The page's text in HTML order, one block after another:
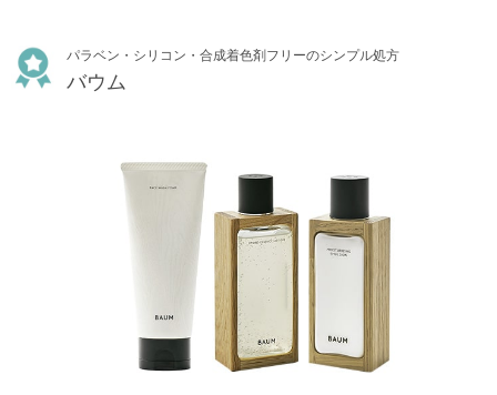
パラベン・シリコン・合成着色剤フリーのシンプル処方
バウム